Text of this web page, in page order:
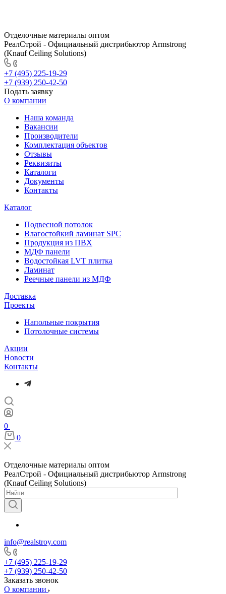
Отделочные материалы оптом
РеалСтрой - Официальный дистрибьютор Armstrong
(Knauf Ceiling Solutions)
+7 (495) 225-19-29
+7 (939) 250-42-50
Подать заявку
О компании
Наша команда
Вакансии
Производители
Комплектация объектов
Отзывы
Реквизиты
Каталоги
Документы
Контакты
Каталог
Подвесной потолок
Влагостойкий ламинат SPC
Продукция из ПВХ
МДФ панели
Водостойкая LVT плитка
Ламинат
Реечные панели из МДФ
Доставка
Проекты
Напольные покрытия
Потолочные системы
Акции
Новости
Контакты
0
0
Отделочные материалы оптом
РеалСтрой - Официальный дистрибьютор Armstrong
(Knauf Ceiling Solutions)
info@realstroy.com
+7 (495) 225-19-29
+7 (939) 250-42-50
Заказать звонок
О компании